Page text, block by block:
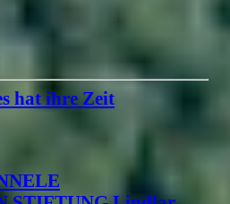
hat ihre Zeit